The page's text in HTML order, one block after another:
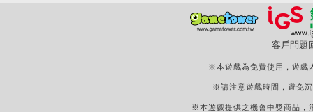
客戶問題
※本遊戲為免費使用，遊戲
※請注意遊戲時間，避免
※本遊戲提供之機會中獎商品，